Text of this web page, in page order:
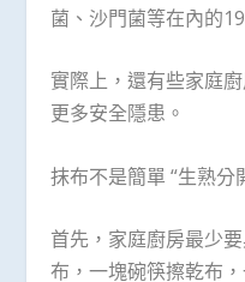
菌、沙門菌等在內的
實際上，還有些家庭
更多安全隱患。
抹布不是簡單 “生熟分
首先，家庭廚房最少
布，一塊碗筷擦乾布